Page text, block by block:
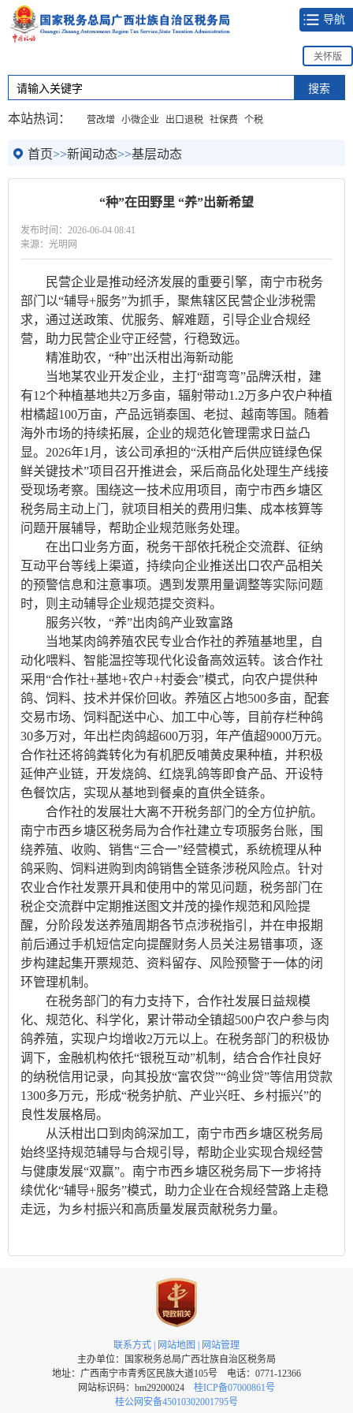
导航
关怀版
本站热词： 营改增 小微企业 出口退税 社保费 个税
首页>>新闻动态>>基层动态
“种”在田野里 “养”出新希望
发布时间：2026-06-04 08:41
来源：光明网
民营企业是推动经济发展的重要引擎，南宁市税务
部门以“辅导+服务”为抓手，聚焦辖区民营企业涉税需
求，通过送政策、优服务、解难题，引导企业合规经
营，助力民营企业守正经营，行稳致远。
精准助农，“种”出沃柑出海新动能
当地某农业开发企业，主打“甜弯弯”品牌沃柑，建
有12个种植基地共2万多亩，辐射带动1.2万多户农户种植
柑橘超100万亩，产品远销泰国、老挝、越南等国。随着
海外市场的持续拓展，企业的规范化管理需求日益凸
显。2026年1月，该公司承担的“沃柑产后供应链绿色保
鲜关键技术”项目召开推进会，采后商品化处理生产线接
受现场考察。围绕这一技术应用项目，南宁市西乡塘区
税务局主动上门，就项目相关的费用归集、成本核算等
问题开展辅导，帮助企业规范账务处理。
在出口业务方面，税务干部依托税企交流群、征纳
互动平台等线上渠道，持续向企业推送出口农产品相关
的预警信息和注意事项。遇到发票用量调整等实际问题
时，则主动辅导企业规范提交资料。
服务兴牧，“养”出肉鸽产业致富路
当地某肉鸽养殖农民专业合作社的养殖基地里，自
动化喂料、智能温控等现代化设备高效运转。该合作社
采用“合作社+基地+农户+村委会”模式，向农户提供种
鸽、饲料、技术并保价回收。养殖区占地500多亩，配套
交易市场、饲料配送中心、加工中心等，目前存栏种鸽
30多万对，年出栏肉鸽超600万羽，年产值超9000万元。
合作社还将鸽粪转化为有机肥反哺黄皮果种植，并积极
延伸产业链，开发烧鸽、红烧乳鸽等即食产品、开设特
色餐饮店，实现从基地到餐桌的直供全链条。
合作社的发展壮大离不开税务部门的全方位护航。
南宁市西乡塘区税务局为合作社建立专项服务台账，围
绕养殖、收购、销售“三合一”经营模式，系统梳理从种
鸽采购、饲料进购到肉鸽销售全链条涉税风险点。针对
农业合作社发票开具和使用中的常见问题，税务部门在
税企交流群中定期推送图文并茂的操作规范和风险提
醒，分阶段发送养殖周期各节点涉税指引，并在申报期
前后通过手机短信定向提醒财务人员关注易错事项，逐
步构建起集开票规范、资料留存、风险预警于一体的闭
环管理机制。
在税务部门的有力支持下，合作社发展日益规模
化、规范化、科学化，累计带动全镇超500户农户参与肉
鸽养殖，实现户均增收2万元以上。在税务部门的积极协
调下，金融机构依托“银税互动”机制，结合合作社良好
的纳税信用记录，向其投放“富农贷”“鸽业贷”等信用贷款
1300多万元，形成“税务护航、产业兴旺、乡村振兴”的
良性发展格局。
从沃柑出口到肉鸽深加工，南宁市西乡塘区税务局
始终坚持规范辅导与合规引导，帮助企业实现合规经营
与健康发展“双赢”。南宁市西乡塘区税务局下一步将持
续优化“辅导+服务”模式，助力企业在合规经营路上走稳
走远，为乡村振兴和高质量发展贡献税务力量。
联系方式 | 网站地图 | 网站管理
主办单位：国家税务总局广西壮族自治区税务局
地址：广西南宁市青秀区民族大道105号 电话：0771-12366
网站标识码：bm29200024 桂ICP备07000861号
桂公网安备45010302001795号